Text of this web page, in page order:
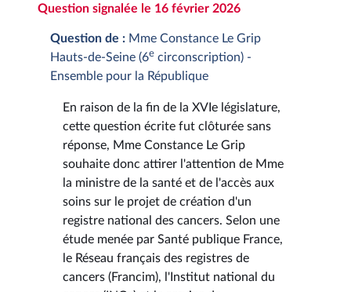
Question signalée le 16 février 2026
Question de : Mme Constance Le Grip
Hauts-de-Seine (6e circonscription) -
Ensemble pour la République
En raison de la fin de la XVIe législature,
cette question écrite fut clôturée sans
réponse, Mme Constance Le Grip
souhaite donc attirer l'attention de Mme
la ministre de la santé et de l'accès aux
soins sur le projet de création d'un
registre national des cancers. Selon une
étude menée par Santé publique France,
le Réseau français des registres de
cancers (Francim), l'Institut national du